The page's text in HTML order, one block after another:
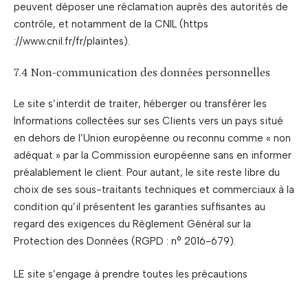
peuvent déposer une réclamation auprès des autorités de
contrôle, et notamment de la CNIL (https
://www.cnil.fr/fr/plaintes).
7.4 Non-communication des données personnelles
Le site s’interdit de traiter, héberger ou transférer les
Informations collectées sur ses Clients vers un pays situé
en dehors de l’Union européenne ou reconnu comme « non
adéquat » par la Commission européenne sans en informer
préalablement le client. Pour autant, le site reste libre du
choix de ses sous-traitants techniques et commerciaux à la
condition qu’il présentent les garanties suffisantes au
regard des exigences du Règlement Général sur la
Protection des Données (RGPD : n° 2016-679).
LE site s’engage à prendre toutes les précautions